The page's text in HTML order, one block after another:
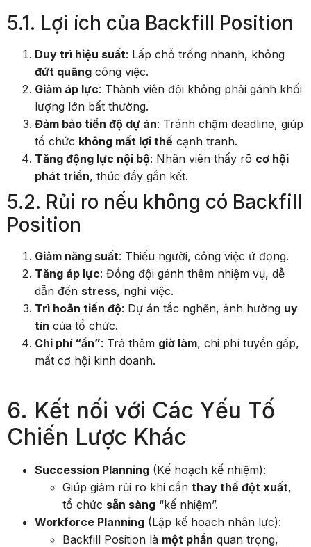
5.1. Lợi ích của Backfill Position
Duy trì hiệu suất: Lấp chỗ trống nhanh, không
đứt quãng công việc.
Giảm áp lực: Thành viên đội không phải gánh khối
lượng lớn bất thường.
Đảm bảo tiến độ dự án: Tránh chậm deadline, giúp
tổ chức không mất lợi thế cạnh tranh.
Tăng động lực nội bộ: Nhân viên thấy rõ cơ hội
phát triển, thúc đẩy gắn kết.
5.2. Rủi ro nếu không có Backfill
Position
Giảm năng suất: Thiếu người, công việc ứ đọng.
Tăng áp lực: Đồng đội gánh thêm nhiệm vụ, dễ
dẫn đến stress, nghỉ việc.
Trì hoãn tiến độ: Dự án tắc nghẽn, ảnh hưởng uy
tín của tổ chức.
Chi phí “ẩn”: Trả thêm giờ làm, chi phí tuyển gấp,
mất cơ hội kinh doanh.
6. Kết nối với Các Yếu Tố
Chiến Lược Khác
Succession Planning (Kế hoạch kế nhiệm):
Giúp giảm rủi ro khi cần thay thế đột xuất,
tổ chức sẵn sàng “kế nhiệm”.
Workforce Planning (Lập kế hoạch nhân lực):
Backfill Position là một phần quan trọng,